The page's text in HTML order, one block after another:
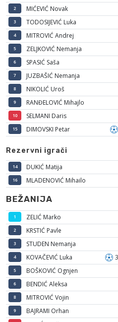
2 MIĆEVIĆ Novak
3 TODOSIJEVIĆ Luka
4 MITROVIĆ Andrej
5 ZELJKOVIĆ Nemanja
6 SPASIĆ Saša
7 JUZBAŠIĆ Nemanja
8 NIKOLIĆ Uroš
9 RANĐELOVIĆ Mihajlo
10 SELMANI Daris
15 DIMOVSKI Petar
Rezervni igrači
14 DUKIĆ Matija
16 MLADENOVIĆ Mihailo
BEŽANIJA
1 ZELIĆ Marko
2 KRSTIĆ Pavle
3 STUDEN Nemanja
4 KOVAČEVIĆ Luka
5 BOŠKOVIĆ Ognjen
6 BENDIĆ Aleksa
8 MITROVIĆ Vojin
9 BAJRAMI Orhan